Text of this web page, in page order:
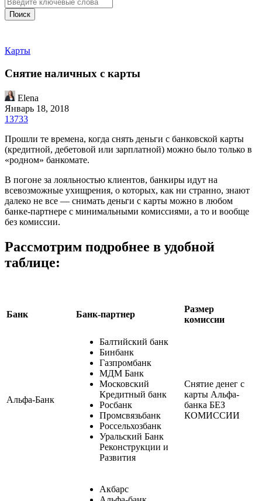
Поиск
Карты
Снятие наличных с карты
Elena
Январь 18, 2018
13733
Прошли те времена, когда снять деньги с банковской карты
(кредитной, дебетовой или зарплатной) можно было только в
«родном» банкомате.
В погоне за лояльностью клиентов, банкиры идут на
всевозможные ухищрения, о которых, как ни странно, знают
далеко не все — снимать деньги с карты можно в любом
банке-партнере с минимальными комиссиями, а то и вообще
без комиссии.
Рассмотрим подробнее в удобной
таблице:
Банк Банк-партнер
Размер
комиссии
Альфа-Банк
Балтийский банк
Бинбанк
Газпромбанк
МДМ Банк
Московский
Кредитный банк
Росбанк
Промсвязьбанк
Россельхозбанк
Уральский Банк
Реконструкции и
Развития
Снятие денег с
карты Альфа-
банка БЕЗ
КОМИССИИ
Акбарс